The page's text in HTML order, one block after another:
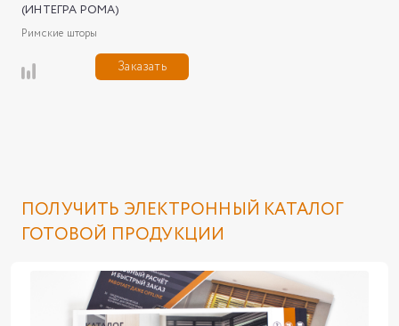
(ИНТЕГРА РОМА)
Римские шторы
Заказать
ПОЛУЧИТЬ ЭЛЕКТРОННЫЙ КАТАЛОГ
ГОТОВОЙ ПРОДУКЦИИ